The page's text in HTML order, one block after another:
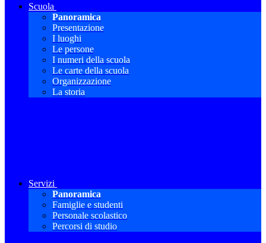
Scuola
Panoramica
Presentazione
I luoghi
Le persone
I numeri della scuola
Le carte della scuola
Organizzazione
La storia
Servizi
Panoramica
Famiglie e studenti
Personale scolastico
Percorsi di studio